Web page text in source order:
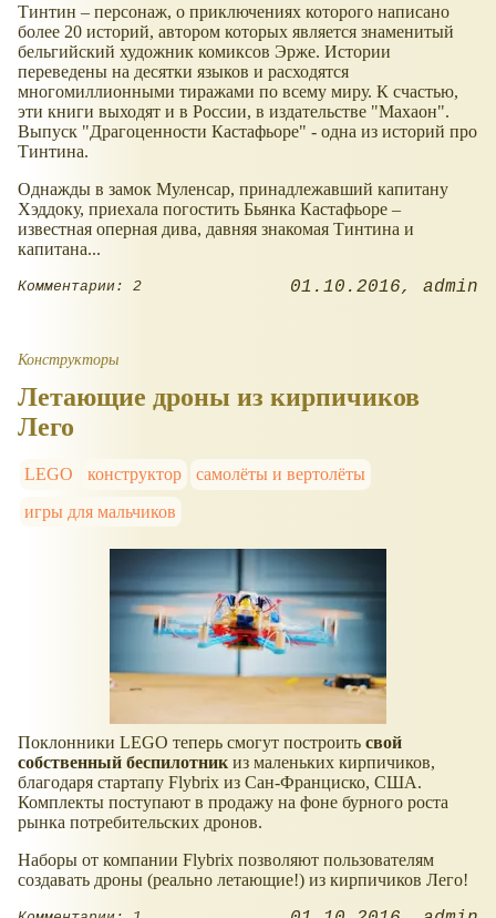
Тинтин – персонаж, о приключениях которого написано
более 20 историй, автором которых является знаменитый
бельгийский художник комиксов Эрже. Истории
переведены на десятки языков и расходятся
многомиллионными тиражами по всему миру. К счастью,
эти книги выходят и в России, в издательстве "Махаон".
Выпуск "Драгоценности Кастафьоре" - одна из историй про
Тинтина.
Однажды в замок Муленсар, принадлежавший капитану
Хэддоку, приехала погостить Бьянка Кастафьоре –
известная оперная дива, давняя знакомая Тинтина и
капитана...
Комментарии: 2 01.10.2016 admin
Конструкторы
Летающие дроны из кирпичиков
Лего
LEGO конструктор
самолёты и вертолёты
игры для мальчиков
Поклонники LEGO теперь смогут построить свой
собственный беспилотник из маленьких кирпичиков,
благодаря стартапу Flybrix из Сан-Франциско, США.
Комплекты поступают в продажу на фоне бурного роста
рынка потребительских дронов.
Наборы от компании Flybrix позволяют пользователям
создавать дроны (реально летающие!) из кирпичиков Лего!